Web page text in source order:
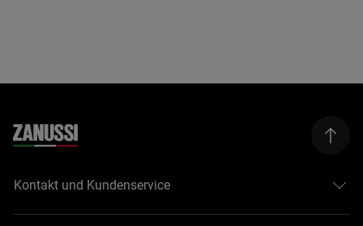
Kontakt und Kundenservice